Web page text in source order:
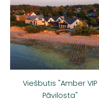
Viešbutis "Amber VIP
Pāvilosta"